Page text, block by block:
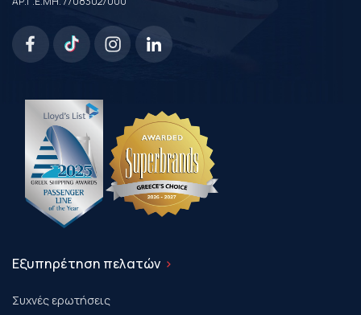
Εξυπηρέτηση πελατών
Συχνές ερωτήσεις